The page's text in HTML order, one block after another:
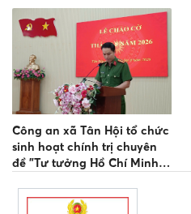
Công an xã Tân Hội tổ chức
sinh hoạt chính trị chuyên
đề "Tư tưởng Hồ Chí Minh